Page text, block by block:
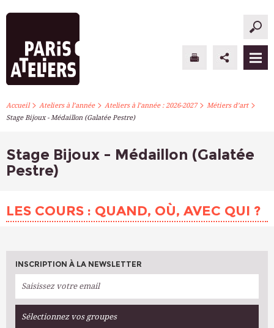
PARIS ATELIERS
ATELIERS À L’ANNÉE
INFOS PRATIQUES
Accueil> Ateliers à l’année> Ateliers à l’année : 2026-2027> Métiers d’art>
Stage Bijoux - Médaillon (Galatée Pestre)
Stage Bijoux - Médaillon (Galatée
Pestre)
LES COURS : QUAND, OÙ, AVEC QUI ?
INSCRIPTION À LA NEWSLETTER
Sélectionnez vos groupes